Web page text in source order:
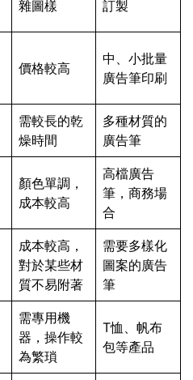
雜圖樣
訂製
價格較高
中、小批量
廣告筆印刷
需較長的乾
燥時間
多種材質的
廣告筆
顏色單調，
成本較高
高檔廣告
筆，商務場
合
成本較高，
對於某些材
質不易附著
需要多樣化
圖案的廣告
筆
需專用機
器，操作較
為繁瑣
T恤、帆布
包等產品